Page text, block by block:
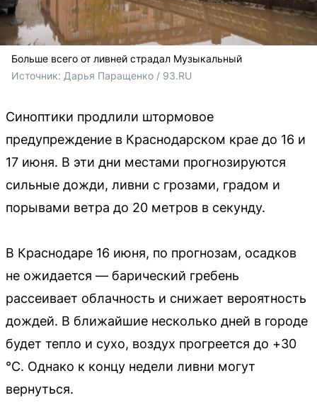
Больше всего от ливней страдал Музыкальный
Источник: Дарья Паращенко / 93.RU
Синоптики продлили штормовое
предупреждение в Краснодарском крае до 16 и
17 июня. В эти дни местами прогнозируются
сильные дожди, ливни с грозами, градом и
порывами ветра до 20 метров в секунду.
В Краснодаре 16 июня, по прогнозам, осадков
не ожидается — барический гребень
рассеивает облачность и снижает вероятность
дождей. В ближайшие несколько дней в городе
будет тепло и сухо, воздух прогреется до +30
°С. Однако к концу недели ливни могут
вернуться.